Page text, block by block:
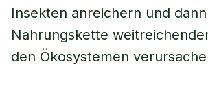
Insekten anreichern und
Nahrungskette
den Ökosystemen